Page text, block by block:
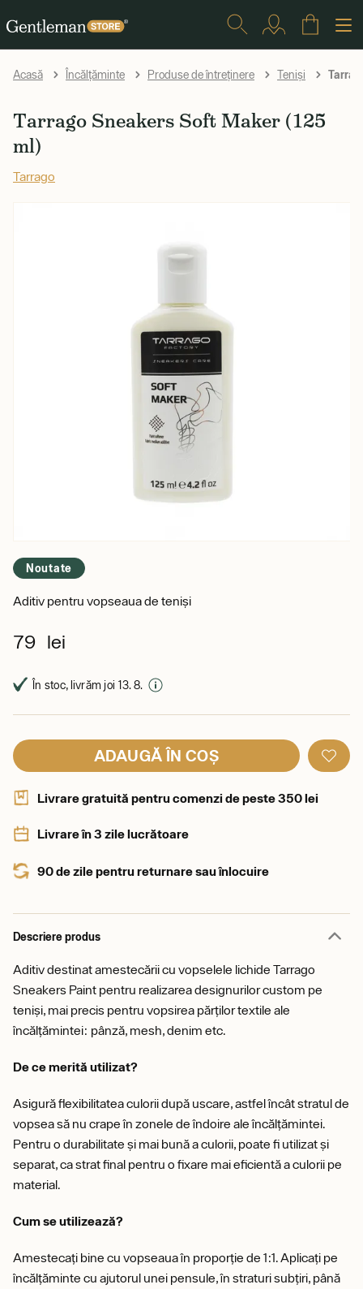
Acasă Încălțăminte Produse de întreținere Teniși
Tarrago Sneakers Soft Maker (125
ml)
Tarrago
Noutate
Aditiv pentru vopseaua de teniși
79 lei
În stoc, livrăm joi 13. 8.
ADAUGĂ ÎN COȘ
Livrare gratuită pentru comenzi de peste 350 lei
Livrare în 3 zile lucrătoare
90 de zile pentru returnare sau înlocuire
Descriere produs
Aditiv destinat amestecării cu vopselele lichide Tarrago
Sneakers Paint pentru realizarea designurilor custom pe
teniși, mai precis pentru vopsirea părților textile ale
încălțămintei: pânză, mesh, denim etc.
De ce merită utilizat?
Asigură flexibilitatea culorii după uscare, astfel încât stratul de
vopsea să nu crape în zonele de îndoire ale încălțămintei.
Pentru o durabilitate și mai bună a culorii, poate fi utilizat și
separat, ca strat final pentru o fixare mai eficientă a culorii pe
material.
Cum se utilizează?
Amestecați bine cu vopseaua în proporție de 1:1. Aplicați pe
încălțăminte cu ajutorul unei pensule, în straturi subțiri, până